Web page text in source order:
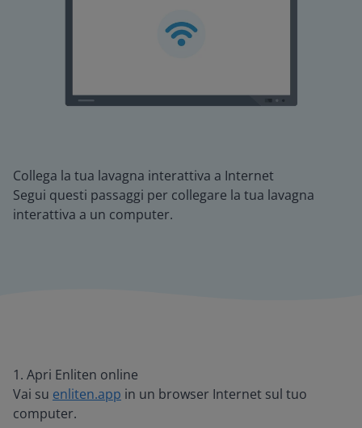
Collega la tua lavagna interattiva a Internet
Segui questi passaggi per collegare la tua lavagna
interattiva a un computer.
1. Apri Enliten online
Vai su enliten.app in un browser Internet sul tuo
computer.